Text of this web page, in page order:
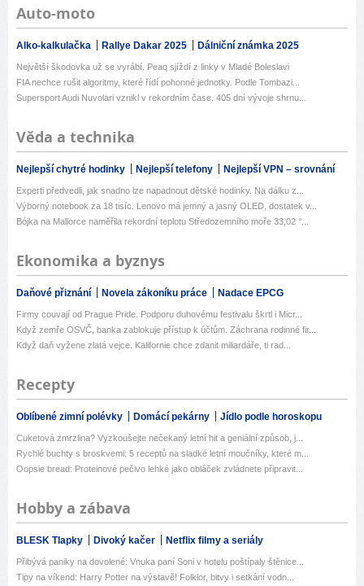
Auto-moto
Alko-kalkulačka Rallye Dakar 2025 Dálniční známka 2025
Největší škodovka už se vyrábí. Peaq sjíždí z linky v Mladé Boleslavi
FIA nechce rušit algoritmy, které řídí pohonné jednotky. Podle Tombazi...
Supersport Audi Nuvolari vznikl v rekordním čase. 405 dní vývoje shrnu...
Věda a technika
Nejlepší chytré hodinky Nejlepší telefony Nejlepší VPN – srovnání
Experti předvedli, jak snadno lze napadnout dětské hodinky. Na dálku z...
Výborný notebook za 18 tisíc. Lenovo má jemný a jasný OLED, dostatek v...
Bójka na Mallorce naměřila rekordní teplotu Středozemního moře 33,02 °...
Ekonomika a byznys
Daňové přiznání Novela zákoníku práce Nadace EPCG
Firmy couvají od Prague Pride. Podporu duhovému festivalu škrtl i Micr...
Když zemře OSVČ, banka zablokuje přístup k účtům. Záchrana rodinné fir...
Když daň vyžene zlatá vejce. Kalifornie chce zdanit miliardáře, ti rad...
Recepty
Oblíbené zimní polévky Domácí pekárny Jídlo podle horoskopu
Cuketová zmrzlina? Vyzkoušejte nečekaný letní hit a geniální způsob, j...
Rychlé buchty s broskvemi: 5 receptů na sladké letní moučníky, které m...
Oopsie bread: Proteinové pečivo lehké jako obláček zvládnete připravit...
Hobby a zábava
BLESK Tlapky Divoký kačer Netflix filmy a seriály
Přibývá paniky na dovolené: Vnuka paní Soni v hotelu poštípaly štěnice...
Tipy na víkend: Harry Potter na výstavě! Folklor, bitvy i setkání vodn...